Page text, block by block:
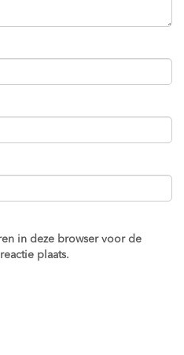
in deze browser voor de
plaats.